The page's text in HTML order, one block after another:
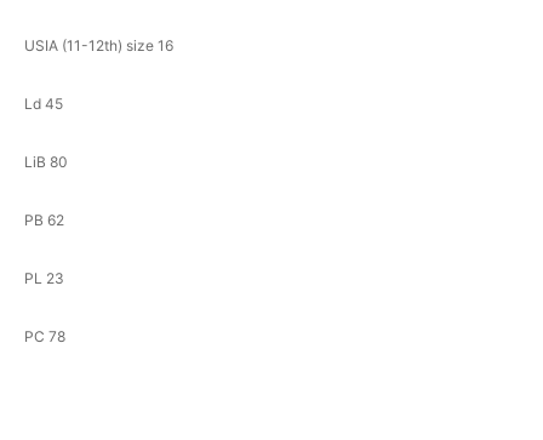
USIA (11-12th) size 16
Ld 45
LiB 80
PB 62
PL 23
PC 78